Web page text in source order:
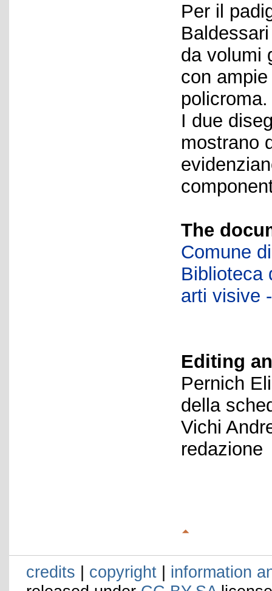
Per il
da volumi
con
policroma.
I due
mostrano
The
Comune
Biblioteca
arti visive
Editing
Pernich
della
Vichi
redazione
credits | copyright | information